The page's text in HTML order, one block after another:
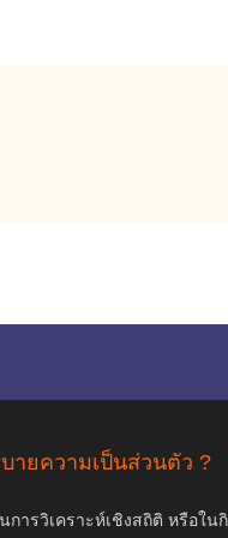
ายความเป็นส่วนตัว ?
รวิเคราะห์เชิงสถิติ หรือใ